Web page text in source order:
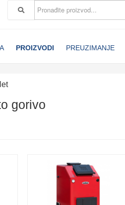
PROIZVODI PREUZIMANJE
gorivo